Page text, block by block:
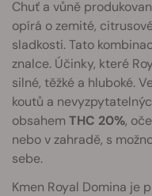
Chuť a vůně
opírá o zemité,
sladkosti. Tato
znalce. Účinky, které
silné, těžké a hluboké.
koutů a
obsahemTHC 20%,
nebo v zahradě, s
sebe.
Kmen Royal Domina je